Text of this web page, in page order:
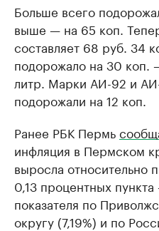
Больше всего
выше — на 65 коп.
составляет 68 руб. 34
подорожало на 30 коп.
литр. Марки АИ-92 и
подорожали на 12 коп.
Ранее РБК Пермь
инфляция в Пермском
выросла относительно
0,13 процентных
показателя по
округу (7,19%) и по